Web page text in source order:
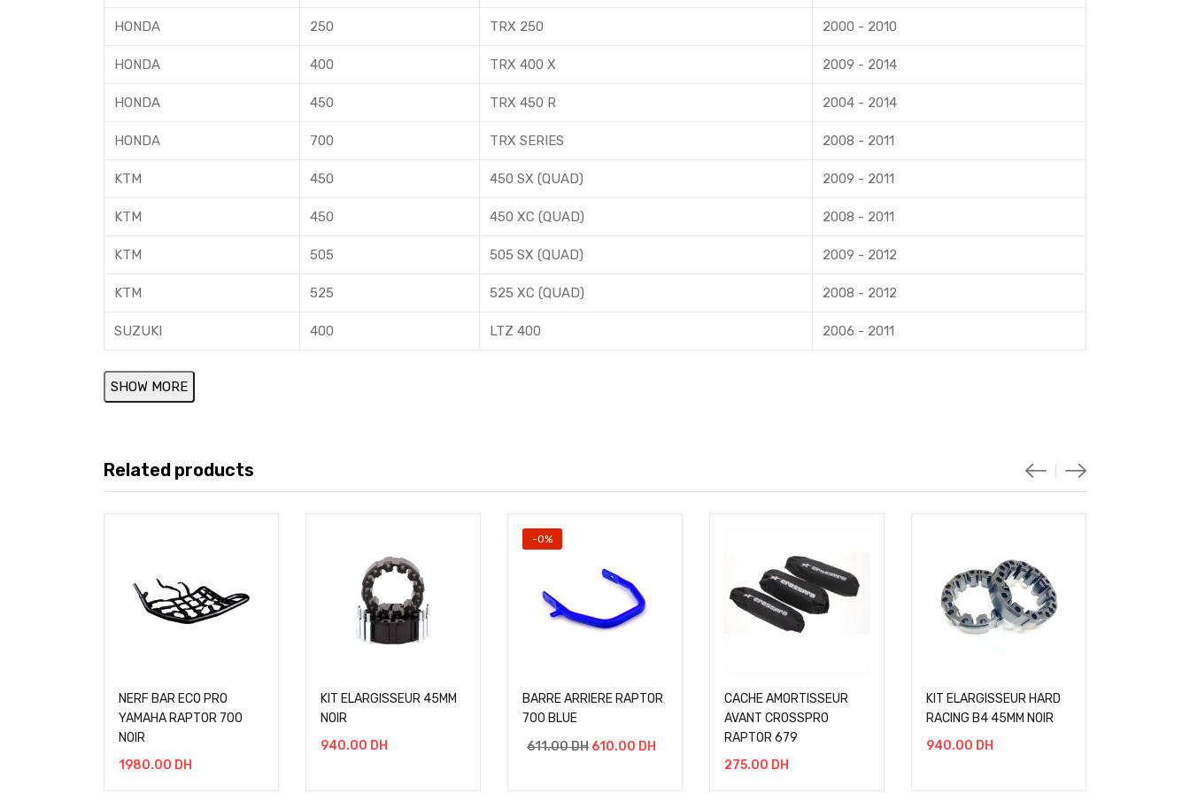
HONDA 250 TRX 250 2000 - 2010
HONDA 400 TRX 400 X 2009 - 2014
HONDA 450 TRX 450 R 2004 - 2014
HONDA 700 TRX SERIES 2008 - 2011
KTM 450 450 SX (QUAD) 2009 - 2011
KTM 450 450 XC (QUAD) 2008 - 2011
KTM 505 505 SX (QUAD) 2009 - 2012
KTM 525 525 XC (QUAD) 2008 - 2012
SUZUKI 400 LTZ 400 2006 - 2011
Related products
NERF BAR ECO PRO
YAMAHA RAPTOR 700
NOIR
1980.00 DH
KIT ELARGISSEUR 45MM
NOIR
940.00 DH
-0%
BARRE ARRIERE RAPTOR
700 BLUE
611.00DH 610.00 DH
CACHE AMORTISSEUR
AVANT CROSSPRO
RAPTOR 679
275.00 DH
KIT ELARGISSEUR HARD
RACING B4 45MM NOIR
940.00 DH